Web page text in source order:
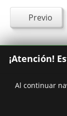
Previo
¡Atención!
Al continuar